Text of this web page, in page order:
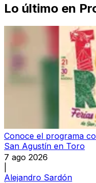
Lo último en
Conoce el programa
San Agustín en Toro
7 ago 2026
Alejandro Sardón